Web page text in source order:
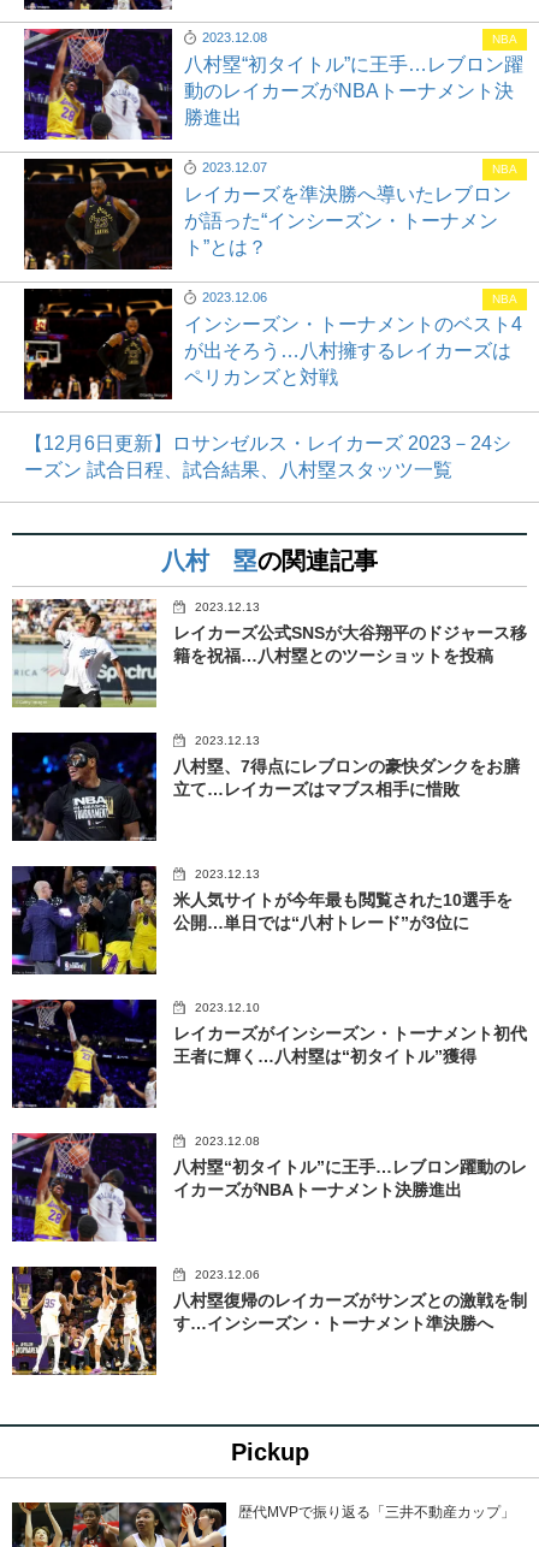
2023.12.08
八村塁“初タイトル”に王手…レブロン躍
動のレイカーズがNBAトーナメント決
勝進出
NBA
2023.12.07
レイカーズを準決勝へ導いたレブロン
が語った“インシーズン・トーナメン
ト”とは？
NBA
2023.12.06
インシーズン・トーナメントのベスト4
が出そろう…八村擁するレイカーズは
ペリカンズと対戦
NBA
【12月6日更新】ロサンゼルス・レイカーズ 2023－24シ
ーズン 試合日程、試合結果、八村塁スタッツ一覧
八村 塁の関連記事
2023.12.13
レイカーズ公式SNSが大谷翔平のドジャース移
籍を祝福…八村塁とのツーショットを投稿
2023.12.13
八村塁、7得点にレブロンの豪快ダンクをお膳
立て…レイカーズはマブス相手に惜敗
2023.12.13
米人気サイトが今年最も閲覧された10選手を
公開…単日では“八村トレード”が3位に
2023.12.10
レイカーズがインシーズン・トーナメント初代
王者に輝く…八村塁は“初タイトル”獲得
2023.12.08
八村塁“初タイトル”に王手…レブロン躍動のレ
イカーズがNBAトーナメント決勝進出
2023.12.06
八村塁復帰のレイカーズがサンズとの激戦を制
す…インシーズン・トーナメント準決勝へ
Pickup
歴代MVPで振り返る「三井不動産カップ」